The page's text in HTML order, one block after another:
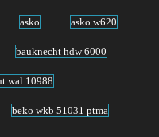
asko asko w620
bauknecht hdw 6000
wal 10988
beko wkb 51031 ptma